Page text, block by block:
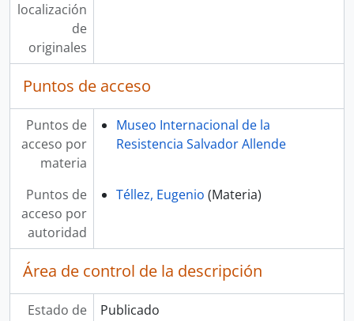
localización
de
originales
Puntos de acceso
Puntos de
acceso por
materia
Museo Internacional de la
Resistencia Salvador Allende
Puntos de
acceso por
autoridad
Téllez, Eugenio (Materia)
Área de control de la descripción
Estado de
Publicado